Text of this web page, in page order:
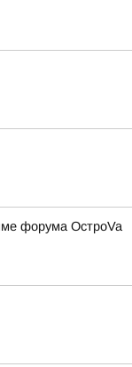
форума ОстроVa